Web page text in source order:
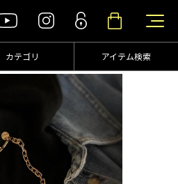
カテゴリ アイテム検索